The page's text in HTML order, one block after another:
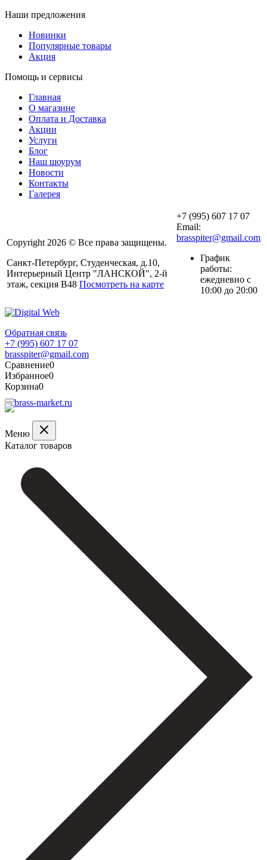
Наши предложения
Новинки
Популярные товары
Акция
Помощь и сервисы
Главная
О магазине
Оплата и Доставка
Акции
Услуги
Блог
Наш шоурум
Новости
Контакты
Галерея
Copyright 2026 © Все права защищены.
Санкт-Петербург, Студенческая, д.10,
Интерьерный Центр "ЛАНСКОЙ", 2-й
этаж, секция В48 Посмотреть на карте
+7 (995) 607 17 07
Email:
brasspiter@gmail.com
График
работы:
ежедневно с
10:00 до 20:00
Обратная связь
+7 (995) 607 17 07
brasspiter@gmail.com
Сравнение0
Избранное0
Корзина0
Меню
Каталог товаров